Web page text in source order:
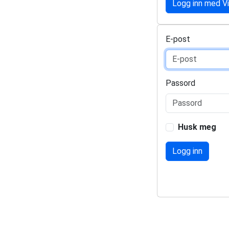
Logg inn med
E-post
Passord
Husk meg
Logg inn